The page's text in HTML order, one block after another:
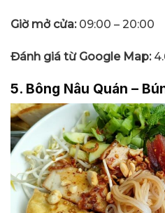
Giờ mở cửa: 09:00 – 20:00
Đánh giá từ Google Map:
5. Bông Nâu Quán –